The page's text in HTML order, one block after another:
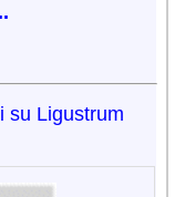
su Ligustrum